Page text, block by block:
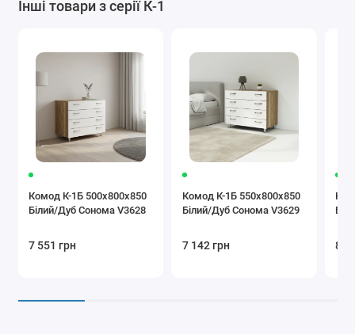
Інші товари з серії К-1
Комод К-1Б 500x800x850
Білий/Дуб Сонома V3628
7 551 грн
Комод К-1Б 550x800x850
Білий/Дуб Сонома V3629
7 142 грн 8